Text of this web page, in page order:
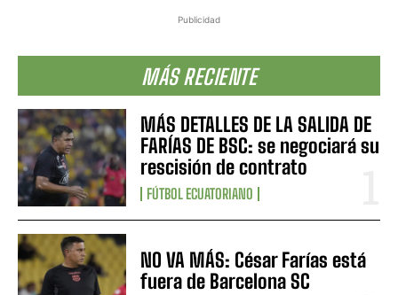
Publicidad
MÁS RECIENTE
MÁS DETALLES DE LA SALIDA DE
FARÍAS DE BSC: se negociará su
rescisión de contrato
FÚTBOL ECUATORIANO
NO VA MÁS: César Farías está
fuera de Barcelona SC